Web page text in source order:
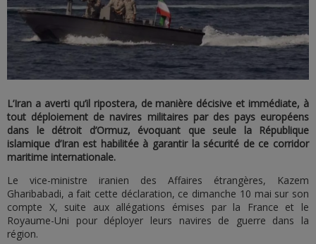
L’Iran a averti qu’il ripostera, de manière décisive et immédiate, à
tout déploiement de navires militaires par des pays européens
dans le détroit d’Ormuz, évoquant que seule la République
islamique d’Iran est habilitée à garantir la sécurité de ce corridor
maritime internationale.
Le vice-ministre iranien des Affaires étrangères, Kazem
Gharibabadi, a fait cette déclaration, ce dimanche 10 mai sur son
compte X, suite aux allégations émises par la France et le
Royaume-Uni pour déployer leurs navires de guerre dans la
région.